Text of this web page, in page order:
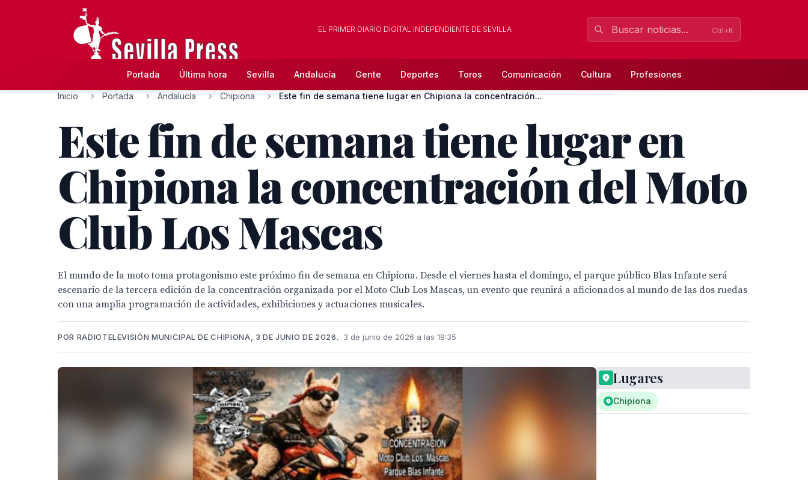
EL PRIMER DIARIO DIGITAL INDEPENDIENTE DE SEVILLA Ctrl+K
Portada Última hora Sevilla Andalucía Gente Deportes Toros Comunicación Cultura Profesiones
Inicio Portada Andalucía Chipiona Este fin de semana tiene lugar en Chipiona la concentración...
Este fin de semana tiene lugar en
Chipiona la concentración del Moto
Club Los Mascas
El mundo de la moto toma protagonismo este próximo fin de semana en Chipiona. Desde el viernes hasta el domingo, el parque público Blas Infante será
escenario de la tercera edición de la concentración organizada por el Moto Club Los Mascas, un evento que reunirá a aficionados al mundo de las dos ruedas
con una amplia programación de actividades, exhibiciones y actuaciones musicales.
POR RADIOTELEVISIÓN MUNICIPAL DE CHIPIONA, 3 DE JUNIO DE 2026. 3 de junio de 2026 a las 18:35
Lugares
Chipiona